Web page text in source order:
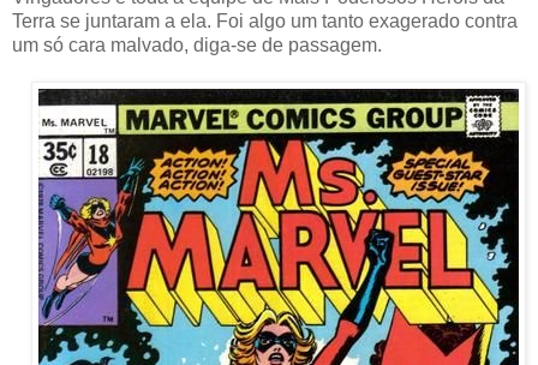
Terra se juntaram a ela. Foi algo um tanto exagerado contra
um só cara malvado, diga-se de passagem.